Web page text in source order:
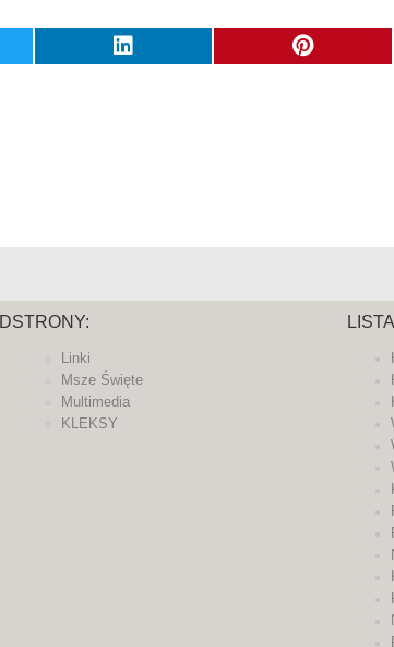
Linki
Msze Święte
Multimedia
KLEKSY